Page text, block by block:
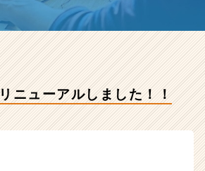
タ
ン】
ニューアルしました！！